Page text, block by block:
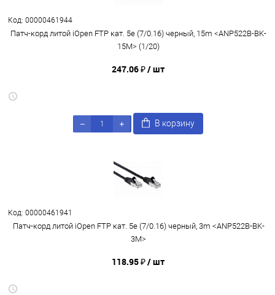
Код: 00000461944
Патч-корд литой iOpen FTP кат. 5e (7/0.16) черный, 15m <ANP522B-BK-
15M> (1/20)
247.06 ₽/ шт
В корзину
Код: 00000461941
Патч-корд литой iOpen FTP кат. 5e (7/0.16) черный, 3m <ANP522B-BK-
3M>
118.95 ₽/ шт